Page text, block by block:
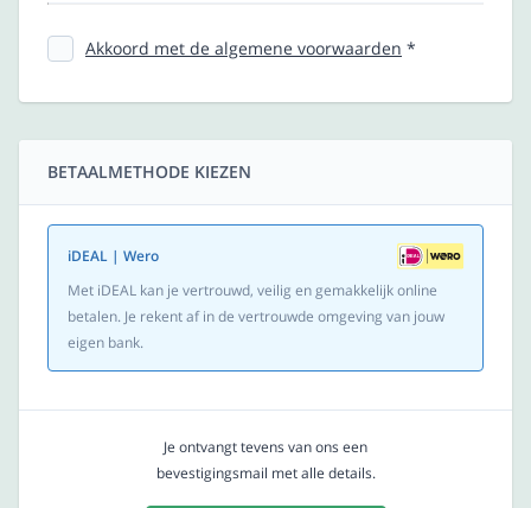
Akkoord met de algemene voorwaarden *
BETAALMETHODE KIEZEN
iDEAL | Wero
Met iDEAL kan je vertrouwd, veilig en gemakkelijk online
betalen. Je rekent af in de vertrouwde omgeving van jouw
eigen bank.
Je ontvangt tevens van ons een
bevestigingsmail met alle details.